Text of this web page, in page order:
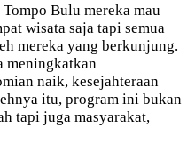
Bulu mereka mau
wisata saja tapi semua
mereka yang berkunjung.
meningkatkan
naik, kesejahteraan
itu, program ini bukan
tapi juga masyarakat,